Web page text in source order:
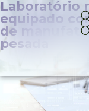
Laboratório
equipado
de
pesada